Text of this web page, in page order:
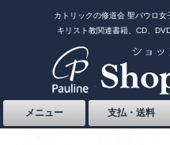
カトリックの修道会 聖パウロ
キリスト教関連書籍、CD、
メニュー 支払・送料